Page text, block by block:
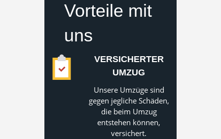
Vorteile mit
uns
VERSICHERTER
UMZUG
Unsere Umzüge sind
gegen jegliche Schäden,
die beim Umzug
entstehen können,
versichert.